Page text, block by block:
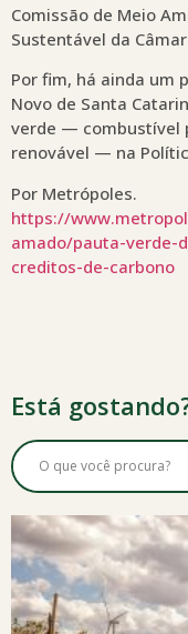
Comissão de Meio
Sustentável da
Por fim, há ainda um
Novo de Santa
verde — combustível
renovável — na
Por Metrópoles.
https://
amado/pauta-verde-
creditos-de-carbono
Está